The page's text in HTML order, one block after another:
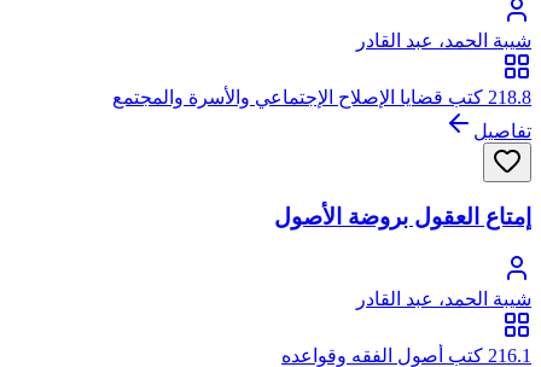
شيبة الحمد، عبد القادر
218.8 كتب قضايا الإصلاح الإجتماعي والأسرة والمجتمع
تفاصيل
إمتاع العقول بروضة الأصول
شيبة الحمد، عبد القادر
216.1 كتب أصول الفقه وقواعده